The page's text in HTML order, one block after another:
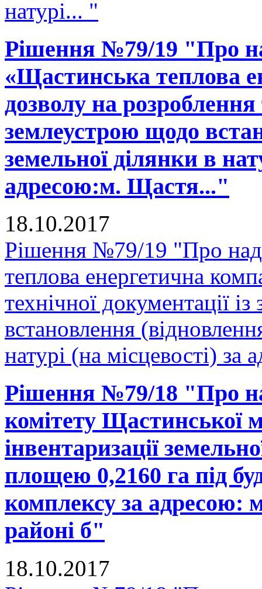
натурі... "
Рішення №79/19 "Про
«Щастинська теплова
дозволу на розроблення
землеустрою щодо
земельної ділянки в
адресою:м. Щастя..."
18.10.2017
Рішення №79/19 "Про
теплова енергетична
технічної документації
встановлення
натурі (на місцевості)
Рішення №79/18 "Про
комітету Щастинської
інвентаризації
площею 0,2160 га під
комплексу за
районі б"
18.10.2017